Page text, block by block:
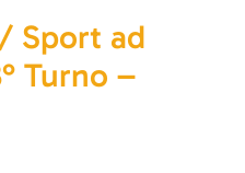
Sport ad
Turno –